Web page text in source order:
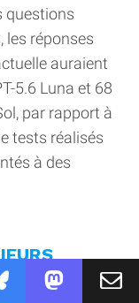
questions
les réponses
auraient
5.6 Luna et 68
par rapport à
tests réalisés
à des